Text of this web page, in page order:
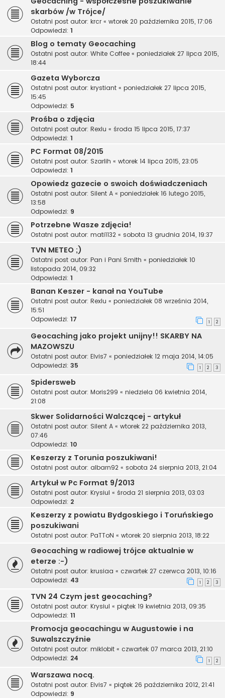
skarbów /w Trójce/
Ostatni post autor: krcr « wtorek 20 października 2015, 17:06
Odpowiedzi: 1
Blog o tematy Geocaching
Ostatni post autor: White Coffee « poniedziałek 27 lipca 2015,
18:44
Gazeta Wyborcza
Ostatni post autor: krystiant « poniedziałek 27 lipca 2015,
15:45
Odpowiedzi: 5
Prośba o zdjęcia
Ostatni post autor: Rexlu « środa 15 lipca 2015, 17:37
Odpowiedzi: 1
PC Format 08/2015
Ostatni post autor: Szarlih « wtorek 14 lipca 2015, 23:05
Odpowiedzi: 1
Opowiedz gazecie o swoich doświadczeniach
Ostatni post autor: Silent A « poniedziałek 16 lutego 2015,
13:58
Odpowiedzi: 9
Potrzebne Wasze zdjęcia!
Ostatni post autor: mati1132 « sobota 13 grudnia 2014, 19:37
TVN METEO ;)
Ostatni post autor: Pan i Pani Smith « poniedziałek 10
listopada 2014, 09:32
Odpowiedzi: 1
Banan Keszer - kanał na YouTube
Ostatni post autor: Rexlu « poniedziałek 08 września 2014,
15:51
Odpowiedzi: 17 1 2
Geocaching jako projekt unijny!! SKARBY NA
MAZOWSZU
Ostatni post autor: Elvis7 « poniedziałek 12 maja 2014, 14:05
Odpowiedzi: 35 1 2 3
Spidersweb
Ostatni post autor: Moris299 « niedziela 06 kwietnia 2014,
21:08
Skwer Solidarności Walczącej - artykuł
Ostatni post autor: Silent A « wtorek 22 października 2013,
07:46
Odpowiedzi: 10
Keszerzy z Torunia poszukiwani!
Ostatni post autor: albarn92 « sobota 24 sierpnia 2013, 21:04
Artykuł w Pc Format 9/2013
Ostatni post autor: Krysiul « środa 21 sierpnia 2013, 03:03
Odpowiedzi: 2
Keszerzy z powiatu Bydgoskiego i Toruńskiego
poszukiwani
Ostatni post autor: PaTToN « wtorek 20 sierpnia 2013, 18:22
Geocaching w radiowej trójce aktualnie w
eterze :-)
Ostatni post autor: krusiaa « czwartek 27 czerwca 2013, 10:16
Odpowiedzi: 43 1 2 3
TVN 24 Czym jest geocaching?
Ostatni post autor: Krysiul « piątek 19 kwietnia 2013, 09:35
Odpowiedzi: 11
Promocja geocachingu w Augustowie i na
Suwalszczyźnie
Ostatni post autor: miklobit « czwartek 07 marca 2013, 21:10
Odpowiedzi: 24 1 2
Warszawa nocą.
Ostatni post autor: Elvis7 « piątek 26 października 2012, 21:41
Odpowiedzi: 9